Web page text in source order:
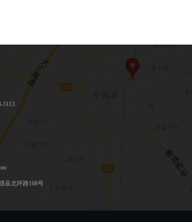
5113
县北环路168号